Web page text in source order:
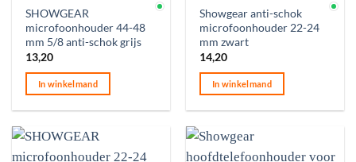
Op voorraad
SHOWGEAR
microfoonhouder 44-48
mm 5/8 anti-schok grijs
13,20
In winkelmand
Op voorraad
Showgear anti-schok
microfoonhouder 22-24
mm zwart
14,20
In winkelmand